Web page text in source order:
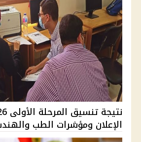
الإعلان ومؤشرات الطب